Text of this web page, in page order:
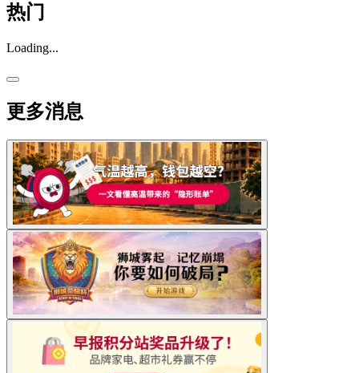
热门
Loading...
更多消息